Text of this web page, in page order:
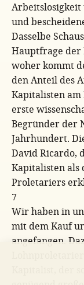
und
Dasselbe
Hauptfrage der
woher kommt
den Anteil des
Kapitalisten am
erste
Begründer der
Jahrhundert.
David Ricardo,
Kapitalisten als
Proletariers
7
Wir haben in
mit dem Kauf
angefangen.